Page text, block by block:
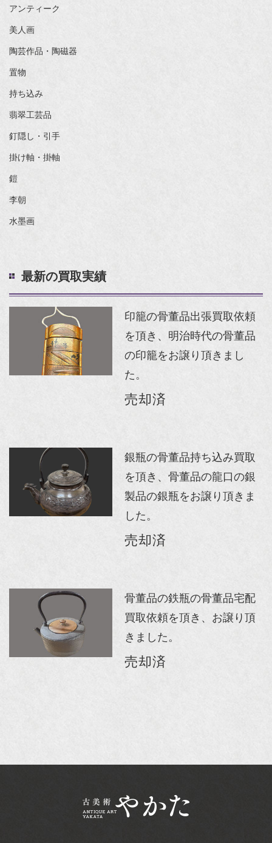
アンティーク
美人画
陶芸作品・陶磁器
置物
持ち込み
翡翠工芸品
釘隠し・引手
掛け軸・掛軸
鎧
李朝
水墨画
最新の買取実績
印籠の骨董品出張買取依頼
を頂き、明治時代の骨董品
の印籠をお譲り頂きまし
た。
売却済
銀瓶の骨董品持ち込み買取
を頂き、骨董品の龍口の銀
製品の銀瓶をお譲り頂きま
した。
売却済
骨董品の鉄瓶の骨董品宅配
買取依頼を頂き、お譲り頂
きました。
売却済